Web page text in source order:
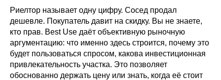
Риелтор называет одну цифру. Сосед продал
дешевле. Покупатель давит на скидку. Вы не знаете,
кто прав. Best Use даёт объективную рыночную
аргументацию: что именно здесь строится, почему это
будет пользоваться спросом, какова инвестиционная
привлекательность участка. Это позволяет
обоснованно держать цену или знать, когда её стоит